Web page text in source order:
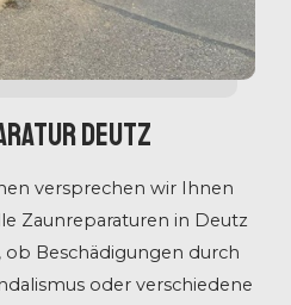
Deutz
versprechen wir Ihnen
Zaunreparaturen in Deutz
Beschädigungen durch
oder verschiedene